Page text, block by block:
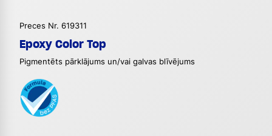
Preces Nr. 619311
Epoxy Color Top
Pigmentēts pārklājums un/vai galvas blīvējums